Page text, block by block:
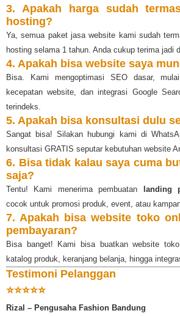
3. Apakah harga sudah
hosting?
Ya, semua paket jasa website kami sudah
hosting selama 1 tahun. Anda cukup terima jadi
4. Apakah bisa website saya
Bisa. Kami mengoptimasi SEO dasar,
kecepatan website, dan integrasi Google
terindeks.
5. Apakah bisa konsultasi dulu
Sangat bisa! Silakan hubungi kami di
konsultasi GRATIS seputar kebutuhan website
6. Bisa tidak kalau saya cuma
saja?
Tentu! Kami menerima pembuatan landing
cocok untuk promosi produk, event, atau
7. Apakah bisa website toko
pembayaran?
Bisa banget! Kami bisa buatkan website
katalog produk, keranjang belanja, hingga
Testimoni Pelanggan
⭐⭐⭐⭐⭐
Rizal – Pengusaha Fashion Bandung